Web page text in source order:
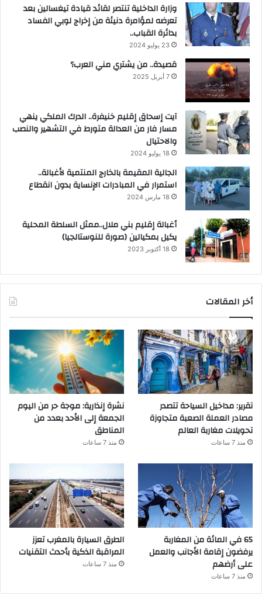
وزارة الداخلية تنتصر لقائد قيادة تيغسالين بعد
تعرضه لمؤامرة دنيئة من إخراج لوبي الفساد
بدائرة القباب..
23 يوليو 2024
قصيدة.. من يشتري مني العرب؟
7 أبريل 2025
آيت إسحاق إقليم خنيفرة.. الدرك الملكي ينهي
مسار فار من العدالة متورط في التشهير والنصب
والاحتيال
18 يوليو 2024
الجالية المقيمة بالخارج المنتمية لأغبالة..
استمرار في المبادرات الإنساية بدون انقطاع
18 مارس 2024
أغبالة إقليم بني ملال..ممثل السلطة المحلية
يكيل بمكيالين (صورة للنوستالجيا)
18 أكتوبر 2023
أخر المقالات
تقرير: مداخيل السياحة تتصدر
مصادر العملة الصعبة متجاوزة
تحويلات مغاربة العالم
منذ 7 ساعات
نشرة إنذارية: موجة حر من اليوم
الجمعة إلى الأحد بعدد من
المناطق
منذ 7 ساعات
65 في المائة من المغاربة
يرفضون إقامة الأجانب والعمل
على أرضهم
منذ 7 ساعات
الطرق السيارة بالمغرب تعزز
المراقبة الذكية بأحدث التقنيات
منذ 7 ساعات